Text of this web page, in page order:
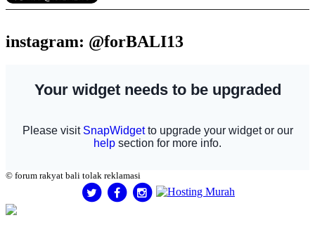
instagram: @forBALI13
© forum rakyat bali tolak reklamasi